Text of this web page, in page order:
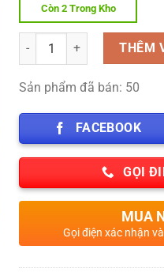
Còn 2 Trong Kho
Số lượng THÊM
Sản phẩm đã bán: 50
FACEBOOK
GỌI
MUA
Gọi điện xác nhận